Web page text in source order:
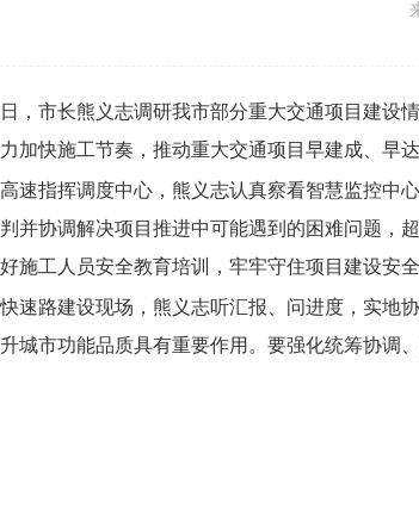
， 市长熊义志调研我市部分重大交通项目建设情
加快施工节奏， 推动重大交通项目早建成、 早达
速指挥调度中心， 熊义志认真察看智慧监控中
并协调解决项目推进中可能遇到的困难问题，
施工人员安全教育培训， 牢牢守住项目建设安全
速路建设现场， 熊义志听汇报、 问进度， 实地
城市功能品质具有重要作用。 要强化统筹协调、